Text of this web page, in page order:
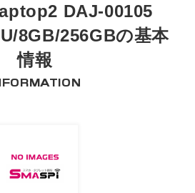
DAJ-00105
8GB/256GBの基本
情報